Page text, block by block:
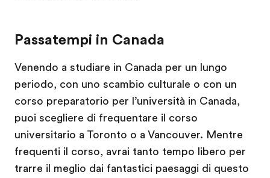
Passatempi in Canada
Venendo a studiare in Canada per un lungo
periodo, con uno scambio culturale o con un
corso preparatorio per l’università in Canada,
puoi scegliere di frequentare il corso
universitario a Toronto o a Vancouver. Mentre
frequenti il corso, avrai tanto tempo libero per
trarre il meglio dai fantastici paesaggi di questo